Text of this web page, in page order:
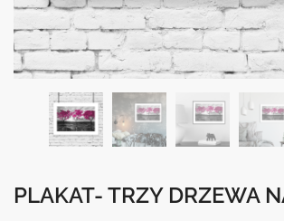
PLAKAT- TRZY DRZEWA